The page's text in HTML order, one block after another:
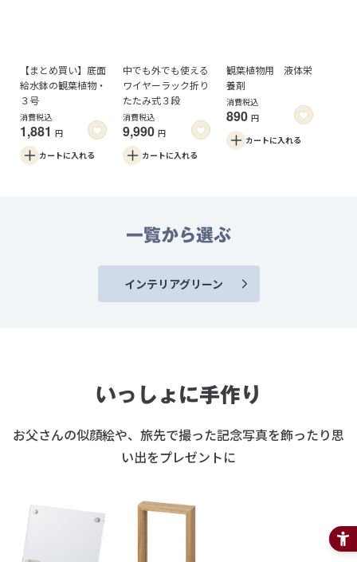
【まとめ買い】底面
給水鉢の観葉植物・
３号
消費税込
1,881 円
カートに入れる
中でも外でも使える
ワイヤーラック折り
たたみ式３段
消費税込
9,990 円
カートに入れる
観葉植物用 液体栄
養剤
消費税込
890 円
カートに入れる
一覧から選ぶ
インテリアグリーン
いっしょに手作り
お父さんの似顔絵や、旅先で撮った記念写真を飾ったり思
い出をプレゼントに